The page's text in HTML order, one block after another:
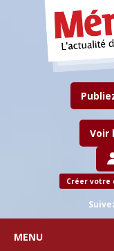
Voir
Créer votre
MENU